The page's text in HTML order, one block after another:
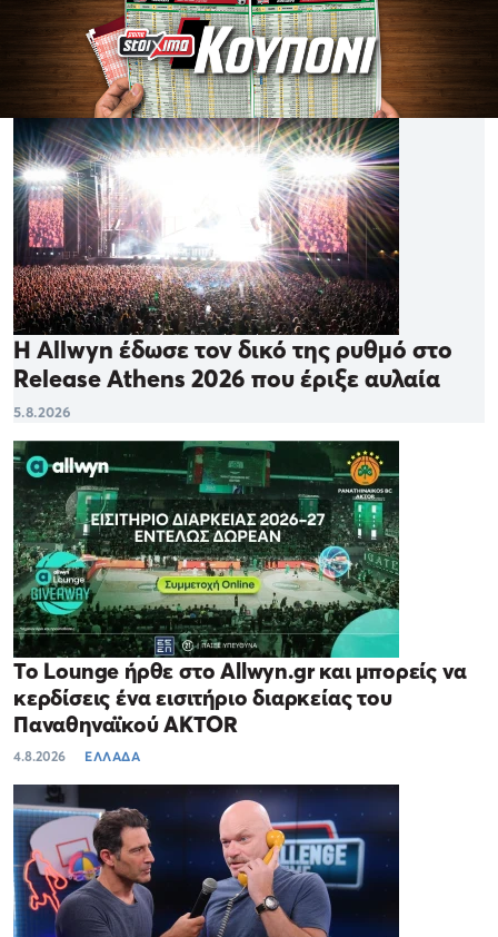
Η Allwyn έδωσε τον δικό της ρυθμό στο
Release Athens 2026 που έριξε αυλαία
5.8.2026
Το Lounge ήρθε στο Allwyn.gr και μπορείς να
κερδίσεις ένα εισιτήριο διαρκείας του
Παναθηναϊκού AKTOR
4.8.2026 ΕΛΛΑΔΑ